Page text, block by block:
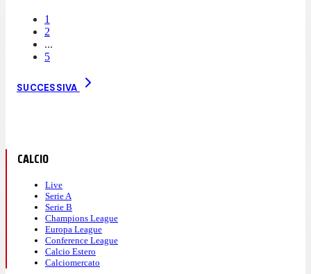
1
2
...
5
SUCCESSIVA
CALCIO
Live
Serie A
Serie B
Champions League
Europa League
Conference League
Calcio Estero
Calciomercato